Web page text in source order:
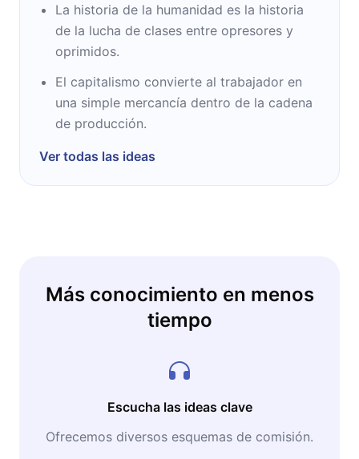
La historia de la humanidad es la historia
de la lucha de clases entre opresores y
oprimidos.
El capitalismo convierte al trabajador en
una simple mercancía dentro de la cadena
de producción.
Ver todas las ideas
Más conocimiento en menos
tiempo
Escucha las ideas clave
Ofrecemos diversos esquemas de comisión.